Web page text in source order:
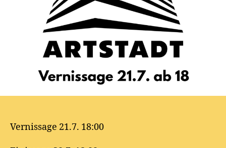
Vernissage 21.7. 18:00